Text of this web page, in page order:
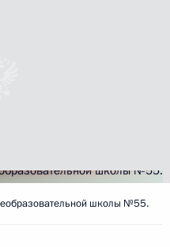
школы №55.